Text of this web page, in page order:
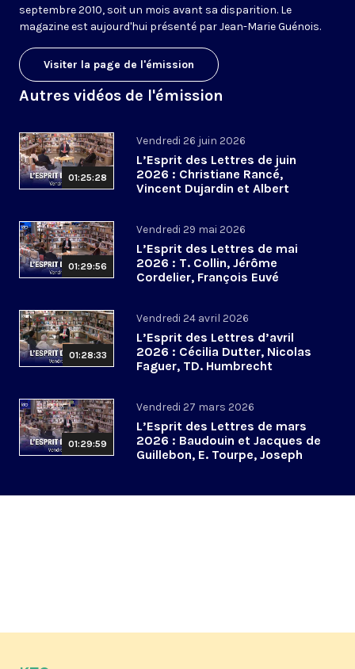
septembre 2010, soit un mois avant sa disparition. Le
magazine est aujourd'hui présenté par Jean-Marie Guénois.
Visiter la page de l'émission
Autres vidéos de l'émission
01:25:28
Vendredi 26 juin 2026
L’Esprit des Lettres de juin
2026 : Christiane Rancé,
Vincent Dujardin et Albert
01:29:56
Vendredi 29 mai 2026
L’Esprit des Lettres de mai
2026 : T. Collin, Jérôme
Cordelier, François Euvé
01:28:33
Vendredi 24 avril 2026
L’Esprit des Lettres d’avril
2026 : Cécilia Dutter, Nicolas
Faguer, TD. Humbrecht
01:29:59
Vendredi 27 mars 2026
L’Esprit des Lettres de mars
2026 : Baudouin et Jacques de
Guillebon, E. Tourpe, Joseph